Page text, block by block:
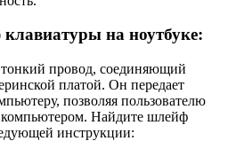
на ноутбуке:
провод, соединяющий
платой. Он передает
позволяя пользователю
компьютером. Найдите шлейф
инструкции: